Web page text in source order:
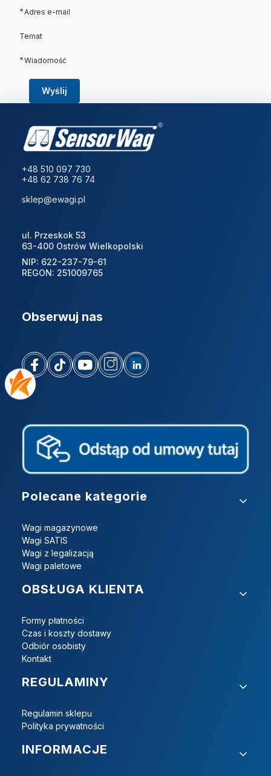
*Adres e-mail
Temat
*Wiadomość
Wyślij
+48 510 097 730
+48 62 738 76 74
sklep@ewagi.pl
ul. Przeskok 53
63-400 Ostrów Wielkopolski
NIP: 622-237-79-61
REGON: 251009765
Obserwuj nas
Linki w stopce
Polecane kategorie
Wagi magazynowe
Wagi SATIS
Wagi z legalizacją
Wagi paletowe
OBSŁUGA KLIENTA
Formy płatności
Czas i koszty dostawy
Odbiór osobisty
Kontakt
REGULAMINY
Regulamin sklepu
Polityka prywatności
INFORMACJE